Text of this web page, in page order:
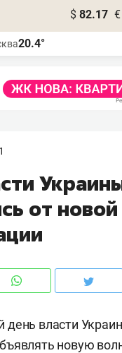
$ 82.17 €
20.4°
от
день власти
новую